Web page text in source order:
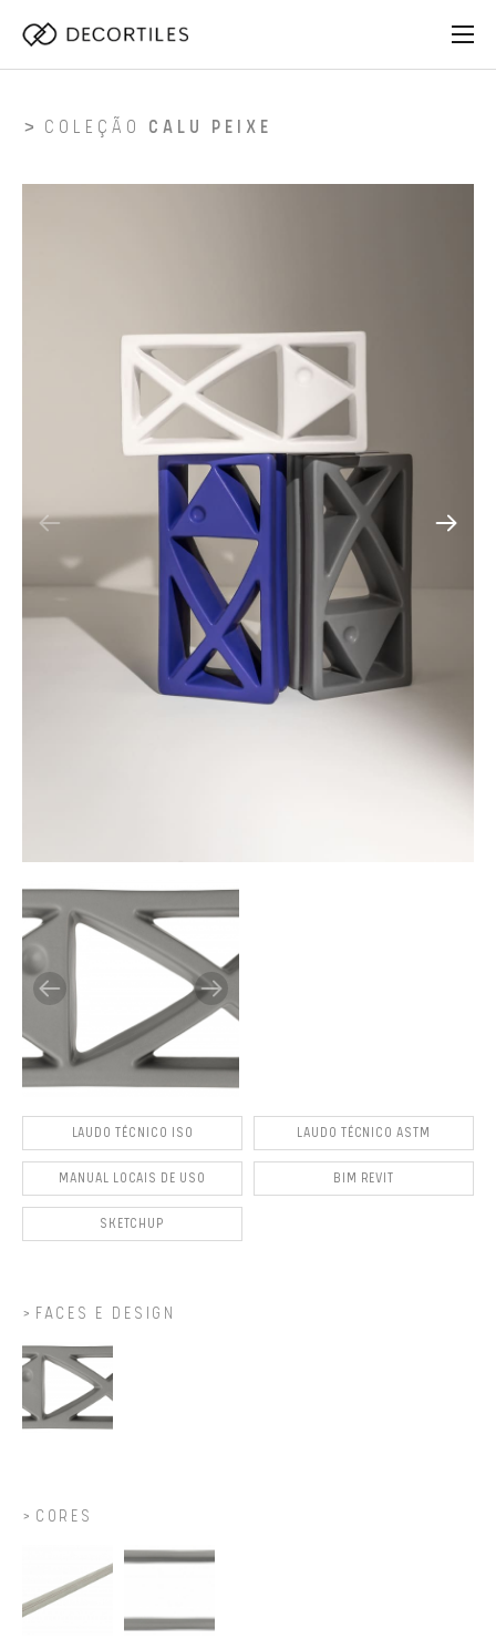
COLEÇÃO CALU PEIXE
LAUDO TÉCNICO ISO LAUDO TÉCNICO ASTM
MANUAL LOCAIS DE USO BIM REVIT
SKETCHUP
FACES E DESIGN
CORES